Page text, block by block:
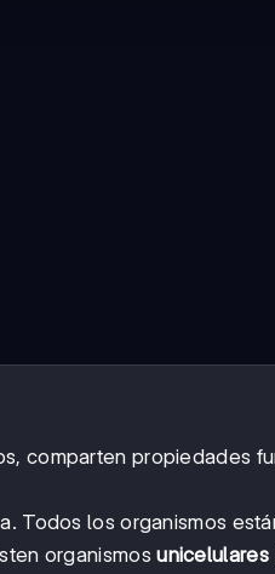
comparten propiedades
Todos los organismos
organismosunicelulares